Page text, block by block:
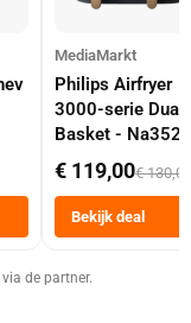
MediaMarkt
Philips Airfryer
3000-serie Dual
Basket -
Dubbele Mand 9
Tot 6 Personen
Heteluchtfriteuse
Zwart
€ 119,00€ 130,00
Bekijk deal
de partner.